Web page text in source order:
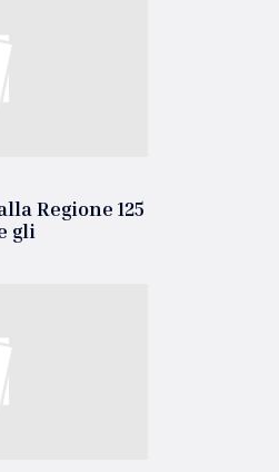
Regione 125
gli